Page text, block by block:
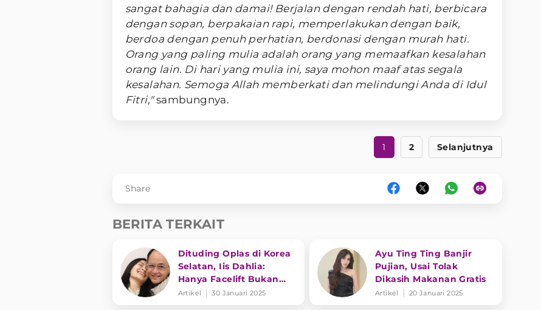
sangat bahagia dan damai! Berjalan dengan rendah hati, berbicara
dengan sopan, berpakaian rapi, memperlakukan dengan baik,
berdoa dengan penuh perhatian, berdonasi dengan murah hati.
Orang yang paling mulia adalah orang yang memaafkan kesalahan
orang lain. Di hari yang mulia ini, saya mohon maaf atas segala
kesalahan. Semoga Allah memberkati dan melindungi Anda di Idul
Fitri,"sambungnya.
1 2 Selanjutnya
Share
BERITA TERKAIT
Dituding Oplas di Korea
Selatan, Iis Dahlia:
Hanya Facelift Bukan
Ubah Wajah
Artikel 30 Januari 2025
Ayu Ting Ting Banjir
Pujian, Usai Tolak
Dikasih Makanan Gratis
Artikel 20 Januari 2025